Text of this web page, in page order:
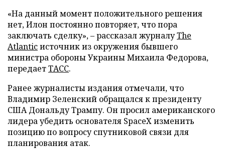
«На данный момент положительного решения
нет, Илон постоянно повторяет, что пора
заключать сделку», – рассказал журналуThe
Atlanticисточник из окружения бывшего
министра обороны Украины Михаила Федорова,
передаетТАСС.
Ранее журналисты издания отмечали, что
Владимир Зеленский обращался к президенту
США Дональду Трампу. Он просил американского
лидера убедить основателя SpaceX изменить
позицию по вопросу спутниковой связи для
планирования атак.